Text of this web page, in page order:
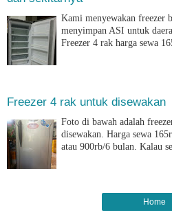
Kami menyewakan freezer
menyimpan ASI untuk
Freezer 4 rak harga sewa
Freezer 4 rak untuk disewakan
Foto di bawah adalah
disewakan. Harga sewa
atau 900rb/6 bulan. Kalau
Home